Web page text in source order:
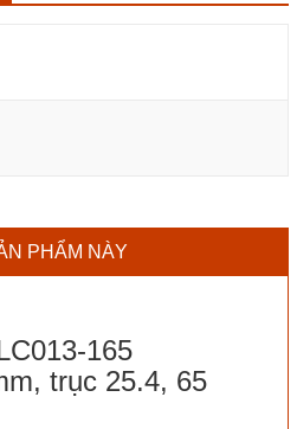
PHẨM NÀY
165
trục 25.4, 65